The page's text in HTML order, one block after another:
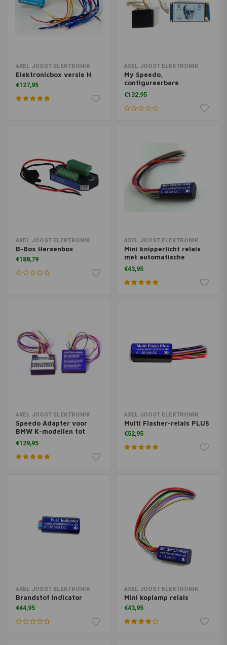
AXEL JOOST ELEKTRONIK
Elektronicbox versie H
€127,95
AXEL JOOST ELEKTRONIK
My Speedo,
configureerbare
snelheidsmeter
€132,95
AXEL JOOST ELEKTRONIK
B-Box Hersenbox
€188,79
AXEL JOOST ELEKTRONIK
Mini knipperlicht relais
met automatische
uitschakel functie
€43,95
AXEL JOOST ELEKTRONIK
Speedo Adapter voor
BMW K-modellen tot
1986
€129,95
AXEL JOOST ELEKTRONIK
Multi Flasher-relais PLUS
€52,95
AXEL JOOST ELEKTRONIK
Brandstof indicator
€44,95
AXEL JOOST ELEKTRONIK
Mini koplamp relais
€43,95